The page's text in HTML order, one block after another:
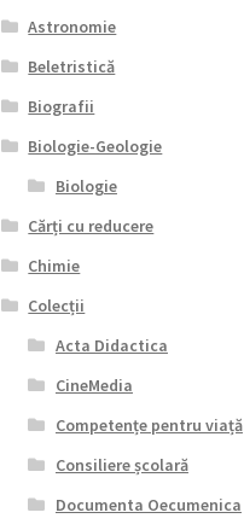
Astronomie
Beletristică
Biografii
Biologie-Geologie
Biologie
Cărți cu reducere
Chimie
Colecții
Acta Didactica
CineMedia
Competențe pentru viață
Consiliere școlară
Documenta Oecumenica